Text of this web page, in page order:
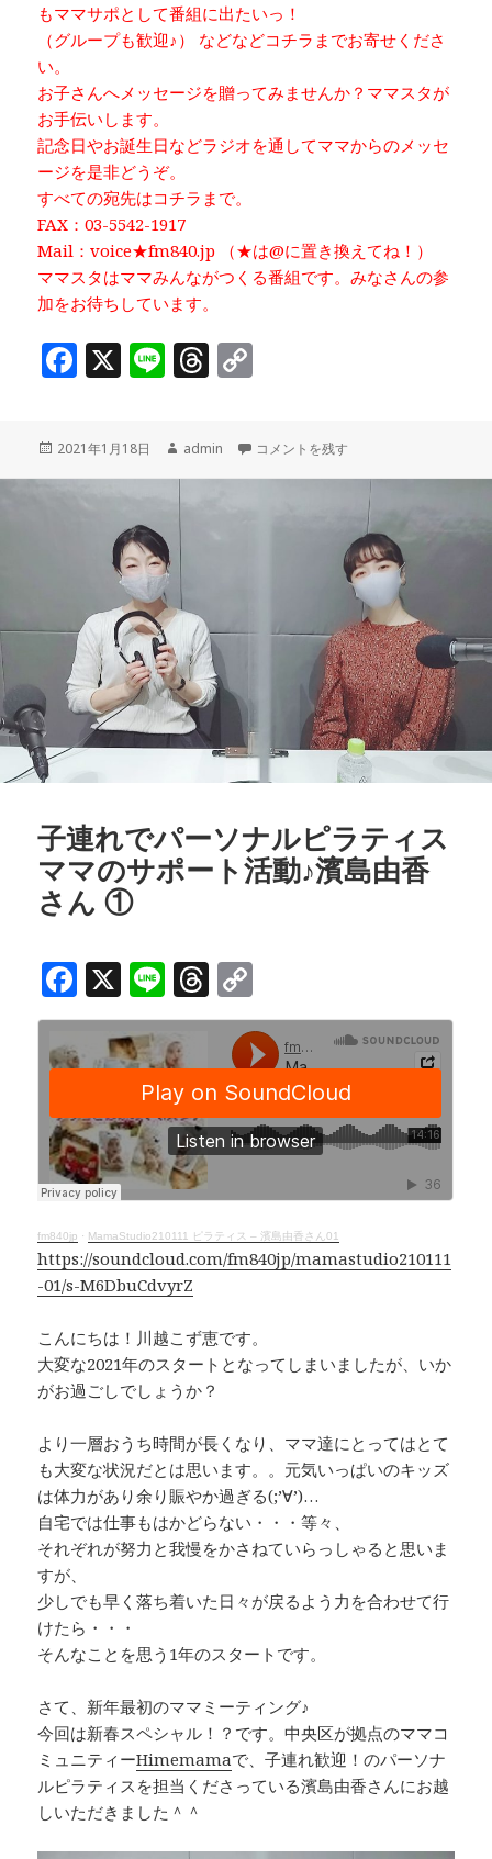
もママサポとして番組に出たいっ！
（グループも歓迎♪） などなどコチラまでお寄せくださ
い。
お子さんへメッセージを贈ってみませんか？ママスタが
お手伝いします。
記念日やお誕生日などラジオを通してママからのメッセ
ージを是非どうぞ。
すべての宛先はコチラまで。
FAX：03-5542-1917
Mail：voice★fm840.jp （★は@に置き換えてね！）
ママスタはママみんながつくる番組です。みなさんの参
加をお待ちしています。
F
c
e
b
k
X Li
e
T
r
e y
投
2021年1月18日
作
admin 子連れでパーソナルピラティス ママ
コメントを残す
子連れでパーソナルピラティス
ママのサポート活動♪濱島由香
さん ①
F
a
c
e
b
o
o
k
X Li
n
e
T
h
e
a
d
s
o
p
y
Li
n
k
fm840jp · MamaStudio210111 ピラティス – 濱島由香さん01
https://soundcloud.com/fm840jp/mamastudio210111
-01/s-M6DbuCdvyrZ
こんにちは！川越こず恵です。
大変な2021年のスタートとなってしまいましたが、いか
がお過ごしでしょうか？
より一層おうち時間が長くなり、ママ達にとってはとて
も大変な状況だとは思います。。元気いっぱいのキッズ
は体力があり余り賑やか過ぎる(;’∀’)…
自宅では仕事もはかどらない・・・等々、
それぞれが努力と我慢をかさねていらっしゃると思いま
すが、
少しでも早く落ち着いた日々が戻るよう力を合わせて行
けたら・・・
そんなことを思う1年のスタートです。
さて、新年最初のママミーティング♪
今回は新春スペシャル！？です。中央区が拠点のママコ
ミュニティーHimemamaで、子連れ歓迎！のパーソナ
ルピラティスを担当くださっている濱島由香さんにお越
しいただきました＾＾